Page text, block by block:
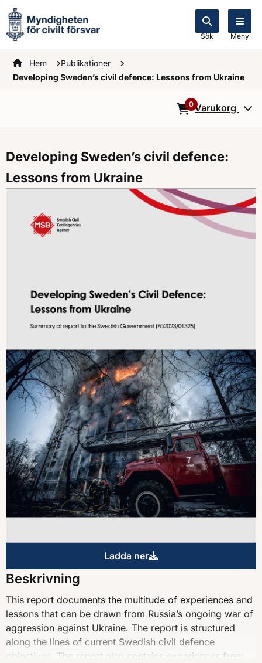
Sök Meny
Startsidan
Hem
Publikationer
Developing Sweden’s civil defence: Lessons from Ukraine
0Varukorg
Developing Sweden’s civil defence:
Lessons from Ukraine
Ladda ner
Developing Sweden’s civil
Beskrivning
This report documents the multitude of experiences and
lessons that can be drawn from Russia’s ongoing war of
aggression against Ukraine. The report is structured
along the lines of current Swedish civil defence
objectives. The report also contains experiences from